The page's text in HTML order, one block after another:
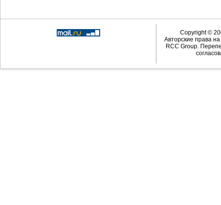
Copyright ©
Авторские права
RCC Group.